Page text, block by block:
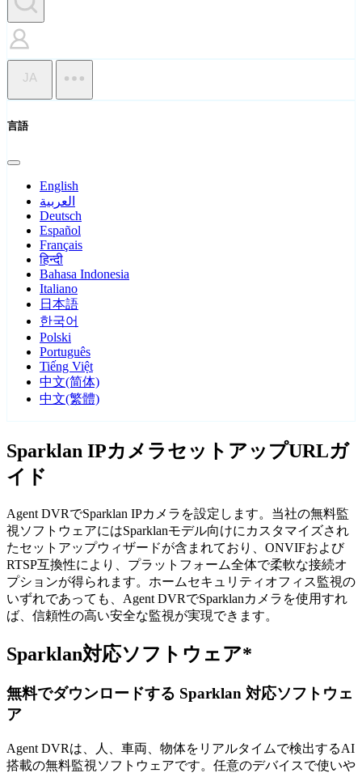
JA
言語
English
العربية
Deutsch
Español
Français
हिन्दी
Bahasa Indonesia
Italiano
日本語
한국어
Polski
Português
Tiếng Việt
中文(简体)
中文(繁體)
Sparklan IPカメラセットアップURLガ
イド
Agent DVRでSparklan IPカメラを設定します。当社の無料監
視ソフトウェアにはSparklanモデル向けにカスタマイズされ
たセットアップウィザードが含まれており、ONVIFおよび
RTSP互換性により、プラットフォーム全体で柔軟な接続オ
プションが得られます。ホームセキュリティオフィス監視の
いずれであっても、Agent DVRでSparklanカメラを使用すれ
ば、信頼性の高い安全な監視が実現できます。
Sparklan対応ソフトウェア*
無料でダウンロードする Sparklan 対応ソフトウェ
ア
Agent DVRは、人、車両、物体をリアルタイムで検出するAI
搭載の無料監視ソフトウェアです。任意のデバイスで使いや